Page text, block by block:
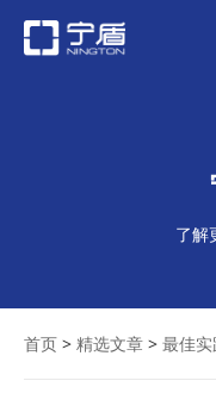
了解
首页 > 精选文章 > 最佳